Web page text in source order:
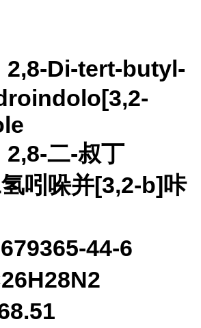
2,8-Di-tert-butyl-
2,8-二-叔丁
吲哚并[3,2-b]咔
44-6